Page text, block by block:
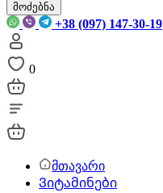
მოძებნა
+38 (097) 147-30-19
0
მთავარი
Ვიტამინები